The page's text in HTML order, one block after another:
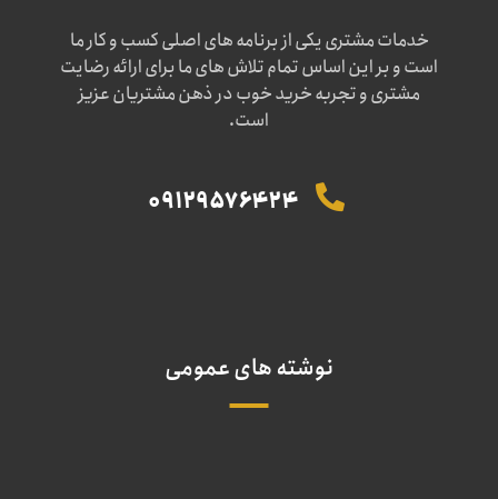
خدمات مشتری یکی از برنامه های اصلی کسب و کار ما
است و بر این اساس تمام تلاش های ما برای ارائه رضایت
مشتری و تجربه خرید خوب در ذهن مشتریان عزیز
است.
09129576424
نوشته های عمومی